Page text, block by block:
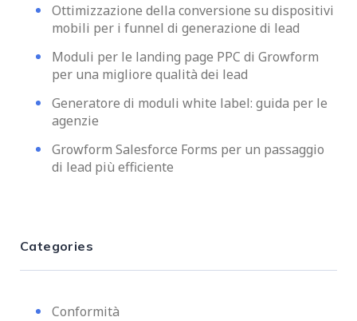
Ottimizzazione della conversione su dispositivi
mobili per i funnel di generazione di lead
Moduli per le landing page PPC di Growform
per una migliore qualità dei lead
Generatore di moduli white label: guida per le
agenzie
Growform Salesforce Forms per un passaggio
di lead più efficiente
Categories
Conformità